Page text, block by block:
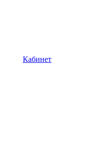
Кабинет